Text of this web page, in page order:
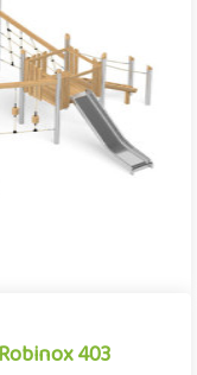
structure multi-
gamme Robinox.
403